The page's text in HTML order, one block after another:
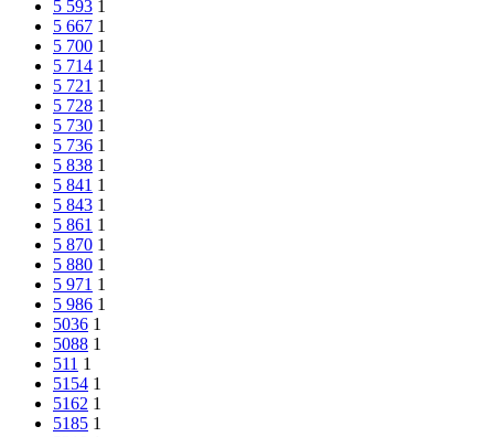
5 593 1
5 667 1
5 700 1
5 714 1
5 721 1
5 728 1
5 730 1
5 736 1
5 838 1
5 841 1
5 843 1
5 861 1
5 870 1
5 880 1
5 971 1
5 986 1
5036 1
5088 1
511 1
5154 1
5162 1
5185 1